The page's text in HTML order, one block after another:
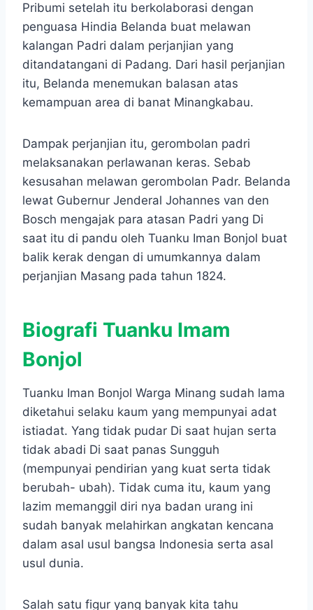
Pribumi setelah itu berkolaborasi dengan
penguasa Hindia Belanda buat melawan
kalangan Padri dalam perjanjian yang
ditandatangani di Padang. Dari hasil perjanjian
itu, Belanda menemukan balasan atas
kemampuan area di banat Minangkabau.
Dampak perjanjian itu, gerombolan padri
melaksanakan perlawanan keras. Sebab
kesusahan melawan gerombolan Padr. Belanda
lewat Gubernur Jenderal Johannes van den
Bosch mengajak para atasan Padri yang Di
saat itu di pandu oleh Tuanku Iman Bonjol buat
balik kerak dengan di umumkannya dalam
perjanjian Masang pada tahun 1824.
Biografi Tuanku Imam
Bonjol
Tuanku Iman Bonjol Warga Minang sudah lama
diketahui selaku kaum yang mempunyai adat
istiadat. Yang tidak pudar Di saat hujan serta
tidak abadi Di saat panas Sungguh
(mempunyai pendirian yang kuat serta tidak
berubah- ubah). Tidak cuma itu, kaum yang
lazim memanggil diri nya badan urang ini
sudah banyak melahirkan angkatan kencana
dalam asal usul bangsa Indonesia serta asal
usul dunia.
Salah satu figur yang banyak kita tahu